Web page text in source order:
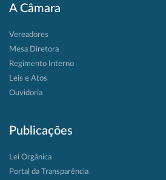
A Câmara
Vereadores
Mesa Diretora
Regimento Interno
Leis e Atos
Ouvidoria
Publicações
Lei Orgânica
Portal da Transparência